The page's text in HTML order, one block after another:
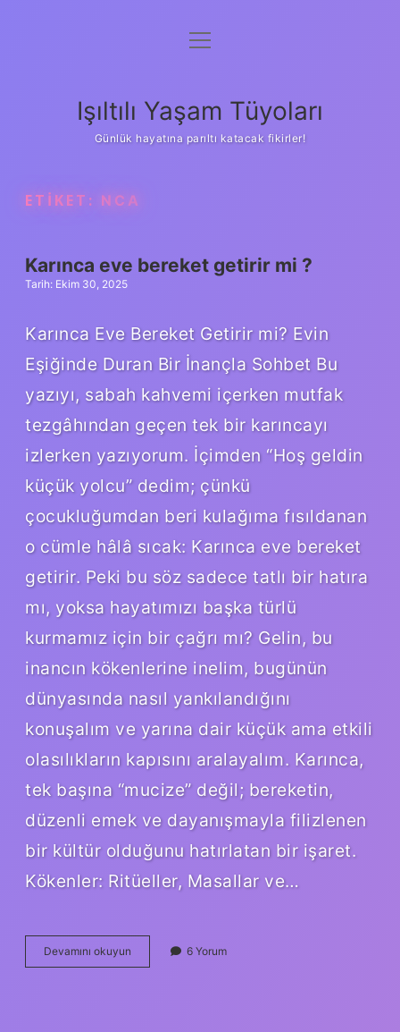
Anasayfa
Yasal Uyarı
menüyü
Işıltılı Yaşam Tüyoları
Günlük hayatına parıltı katacak fikirler!
ETIKET: NCA
Karınca eve bereket getirir mi ?
Tarih: Ekim 30, 2025
Karınca Eve Bereket Getirir mi? Evin
Eşiğinde Duran Bir İnançla Sohbet Bu
yazıyı, sabah kahvemi içerken mutfak
tezgâhından geçen tek bir karıncayı
izlerken yazıyorum. İçimden “Hoş geldin
küçük yolcu” dedim; çünkü
çocukluğumdan beri kulağıma fısıldanan
o cümle hâlâ sıcak: Karınca eve bereket
getirir. Peki bu söz sadece tatlı bir hatıra
mı, yoksa hayatımızı başka türlü
kurmamız için bir çağrı mı? Gelin, bu
inancın kökenlerine inelim, bugünün
dünyasında nasıl yankılandığını
konuşalım ve yarına dair küçük ama etkili
olasılıkların kapısını aralayalım. Karınca,
tek başına “mucize” değil; bereketin,
düzenli emek ve dayanışmayla filizlenen
bir kültür olduğunu hatırlatan bir işaret.
Kökenler: Ritüeller, Masallar ve…
Devamını okuyun
eve
6 Yorum